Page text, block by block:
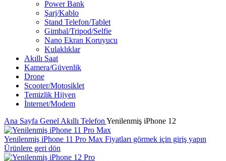
Power Bank
Şarj/Kablo
Stand Telefon/Tablet
Gimbal/Tripod/Selfie
Nano Ekran Koruyucu
Kulaklıklar
Akıllı Saat
Kamera/Güvenlik
Drone
Scooter/Motosiklet
Temizlik Hijyen
İnternet/Modem
Ana Sayfa Genel Akıllı Telefon Yenilenmiş iPhone 12
Yenilenmiş iPhone 11 Pro Max Fiyatları görmek için giriş yapın
Ürünlere geri dön